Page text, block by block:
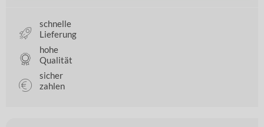
schnelle
Lieferung
hohe
Qualität
sicher
zahlen